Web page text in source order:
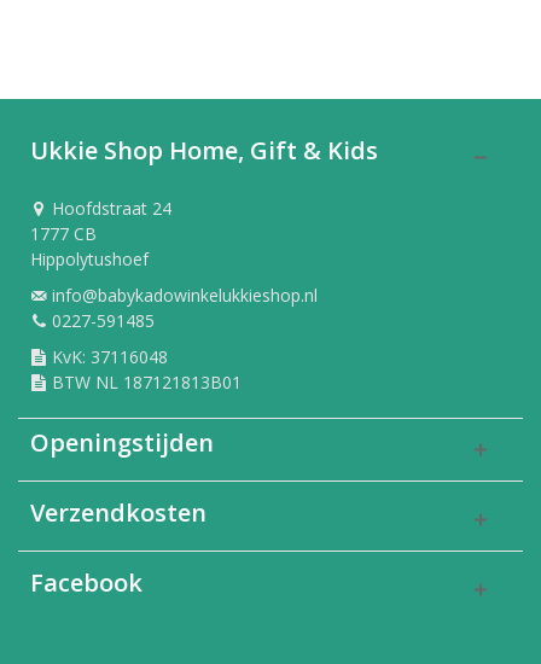
Ukkie Shop Home, Gift & Kids
Hoofdstraat 24
1777 CB
Hippolytushoef
info@babykadowinkelukkieshop.nl
0227-591485
KvK: 37116048
BTW NL 187121813B01
Openingstijden
Verzendkosten
Facebook